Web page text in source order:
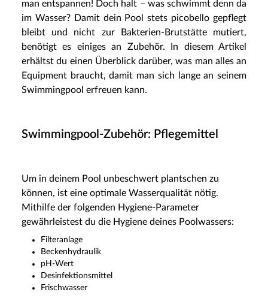
man entspannen! Doch halt – was schwimmt denn da
im Wasser? Damit dein Pool stets picobello gepflegt
bleibt und nicht zur Bakterien-Brutstätte mutiert,
benötigt es einiges an Zubehör. In diesem Artikel
erhältst du einen Überblick darüber, was man alles an
Equipment braucht, damit man sich lange an seinem
Swimmingpool erfreuen kann.
Swimmingpool-Zubehör: Pflegemittel
Um in deinem Pool unbeschwert plantschen zu
können, ist eine optimale Wasserqualität nötig.
Mithilfe der folgenden Hygiene-Parameter
gewährleistest du die Hygiene deines Poolwassers:
Filteranlage
Beckenhydraulik
pH-Wert
Desinfektionsmittel
Frischwasser